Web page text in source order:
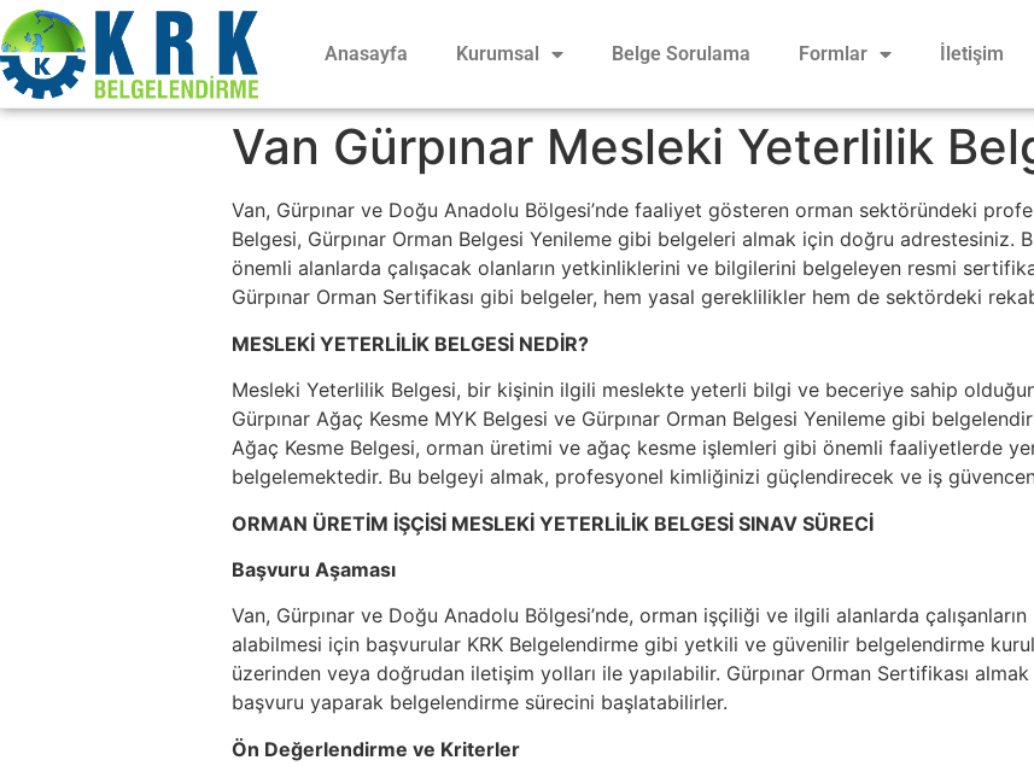
Anasayfa Kurumsal Belge Sorulama Formlar İletişim
Van Gürpınar Mesleki Yeterlilik
Van, Gürpınar ve Doğu Anadolu Bölgesi’nde faaliyet gösteren orman sektöründeki
Belgesi, Gürpınar Orman Belgesi Yenileme gibi belgeleri almak için doğru adrestesiniz.
önemli alanlarda çalışacak olanların yetkinliklerini ve bilgilerini belgeleyen resmi
Gürpınar Orman Sertifikası gibi belgeler, hem yasal gereklilikler hem de sektördeki
MESLEKİ YETERLİLİK BELGESİ NEDİR?
Mesleki Yeterlilik Belgesi, bir kişinin ilgili meslekte yeterli bilgi ve beceriye sahip
Gürpınar Ağaç Kesme MYK Belgesi ve Gürpınar Orman Belgesi Yenileme gibi
Ağaç Kesme Belgesi, orman üretimi ve ağaç kesme işlemleri gibi önemli faaliyetlerde
belgelemektedir. Bu belgeyi almak, profesyonel kimliğinizi güçlendirecek ve iş
ORMAN ÜRETİM İŞÇİSİ MESLEKİ YETERLİLİK BELGESİ SINAV SÜRECİ
Başvuru Aşaması
Van, Gürpınar ve Doğu Anadolu Bölgesi’nde, orman işçiliği ve ilgili alanlarda
alabilmesi için başvurular KRK Belgelendirme gibi yetkili ve güvenilir belgelendirme
üzerinden veya doğrudan iletişim yolları ile yapılabilir. Gürpınar Orman Sertifikası
başvuru yaparak belgelendirme sürecini başlatabilirler.
Ön Değerlendirme ve Kriterler